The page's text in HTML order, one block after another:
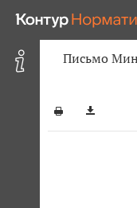
Письмо